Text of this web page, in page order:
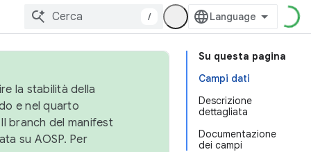
/
Su questa pagina
Campi dati
Descrizione
dettagliata
Documentazione
dei campi
la stabilità della
e nel quarto
branch del manifest
su AOSP. Per